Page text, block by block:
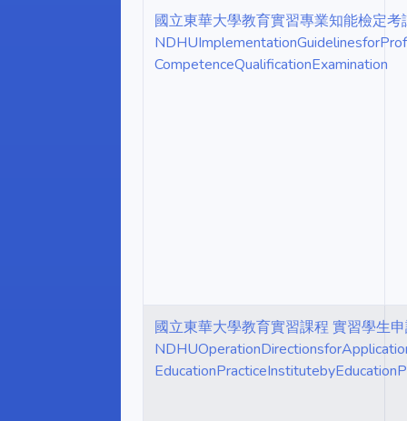
國立東華大學教育實習專業知能檢定考
CompetenceQualificationExamination
國立東華大學教育實習課程 實習學生